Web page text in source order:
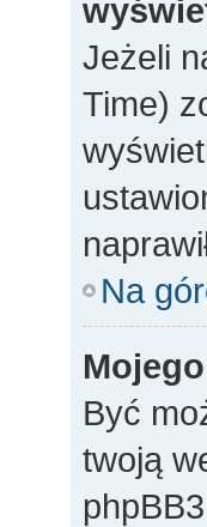
Jeżeli
Time)
Na
Być
twoją